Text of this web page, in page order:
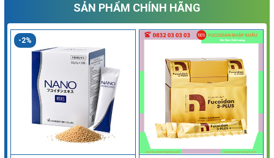
SẢN PHẨM CHÍNH HÃNG
-2%